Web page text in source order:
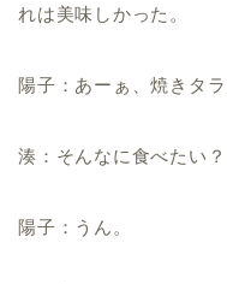
れは美味しかった。
陽子：あーぁ、焼きタ
湊：そんなに食べたい？
陽子：うん。